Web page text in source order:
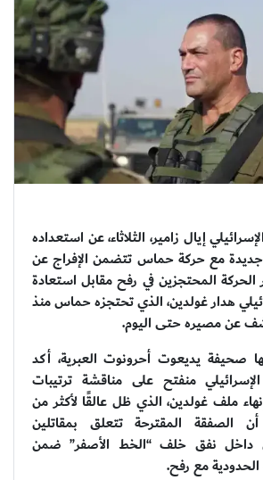
إيال زامير، الثلاثاء، عن استعداده
مع حركة حماس تتضمن الإفراج عن
الحركة المحتجزين في رفح مقابل استعادة
هدار غولدين، الذي تحتجزه حماس منذ
صحيفة يديعوت أحرونوت العبرية، أكد
منفتح على مناقشة ترتيبات
ملف غولدين، الذي ظل عالقًا لأكثر من
الصفقة المقترحة تتعلق بمقاتلين
داخل نفق خلف “الخط الأصفر” ضمن
الحدودية مع رفح.